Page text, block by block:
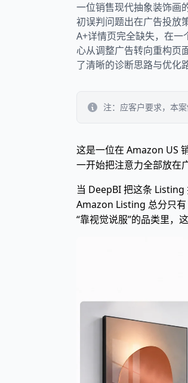
一位销售现代抽象装饰画
初误判问题出在广告投放
A+详情页完全缺失，在
心从调整广告转向重构页
了清晰的诊断思路与优化
注：应客户要求，本
这是一位在 Amazon US
一开始把注意力全部放在
当 DeepBI 把这条 Listing
Amazon Listing 总分只
“靠视觉说服”的品类里，